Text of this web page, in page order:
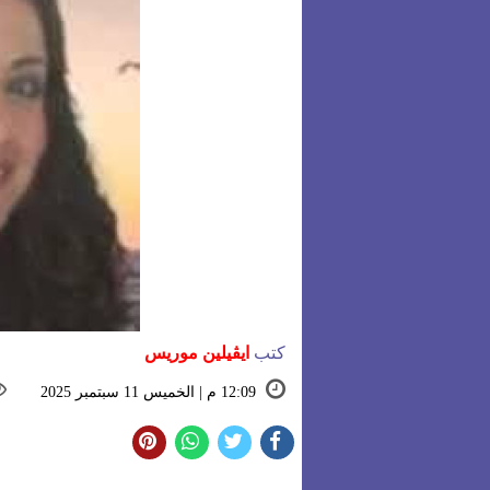
كتب ايڨيلين موريس
12:09 م | الخميس 11 سبتمبر 2025